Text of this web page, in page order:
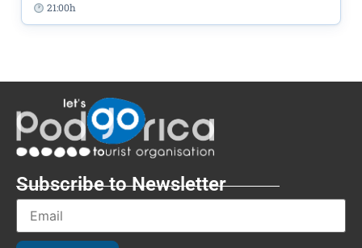
21:00h
Subscribe to Newsletter